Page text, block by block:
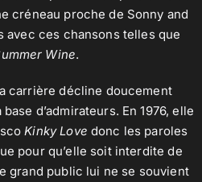
créneau proche de Sonny and
avec ces chansons telles que
Wine.
carrière décline doucement
d’admirateurs. En 1976, elle
Kinky Love donc les paroles
pour qu’elle soit interdite de
grand public lui ne se souvient